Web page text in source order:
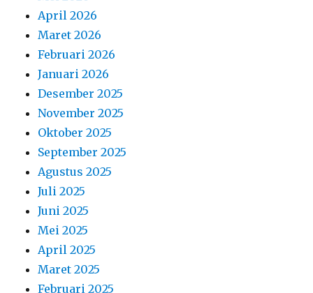
September 2025
Agustus 2025
Juli 2025
Juni 2025
Mei 2025
April 2025
Maret 2025
Februari 2025
Januari 2025
Desember 2024
November 2024
Oktober 2024
September 2024
Agustus 2024
Juli 2024